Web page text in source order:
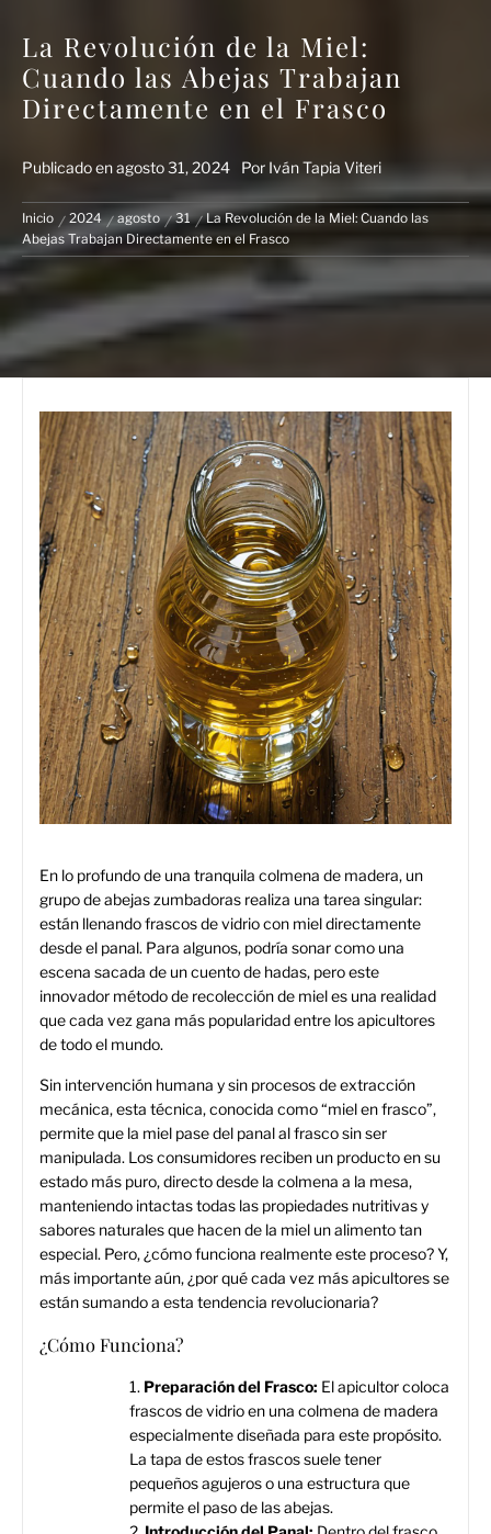
La Revolución de la Miel:
Cuando las Abejas Trabajan
Directamente en el Frasco
Publicado enagosto 31, 2024 Por Iván Tapia Viteri
Inicio 2024 agosto 31
La Revolución de la Miel: Cuando las
Abejas Trabajan Directamente en el Frasco
En lo profundo de una tranquila colmena de madera, un
grupo de abejas zumbadoras realiza una tarea singular:
están llenando frascos de vidrio con miel directamente
desde el panal. Para algunos, podría sonar como una
escena sacada de un cuento de hadas, pero este
innovador método de recolección de miel es una realidad
que cada vez gana más popularidad entre los apicultores
de todo el mundo.
Sin intervención humana y sin procesos de extracción
mecánica, esta técnica, conocida como “miel en frasco”,
permite que la miel pase del panal al frasco sin ser
manipulada. Los consumidores reciben un producto en su
estado más puro, directo desde la colmena a la mesa,
manteniendo intactas todas las propiedades nutritivas y
sabores naturales que hacen de la miel un alimento tan
especial. Pero, ¿cómo funciona realmente este proceso? Y,
más importante aún, ¿por qué cada vez más apicultores se
están sumando a esta tendencia revolucionaria?
¿Cómo Funciona?
Preparación del Frasco: El apicultor coloca
frascos de vidrio en una colmena de madera
especialmente diseñada para este propósito.
La tapa de estos frascos suele tener
pequeños agujeros o una estructura que
permite el paso de las abejas.